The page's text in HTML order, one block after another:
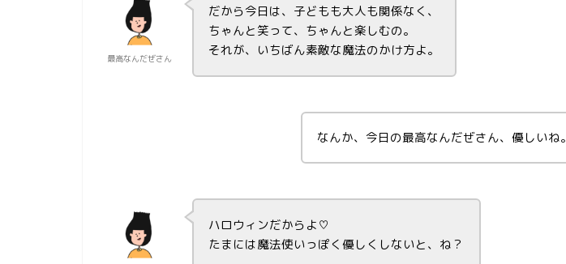
最高なんだぜさん
だから今日は、子どもも大人も関係なく、
ちゃんと笑って、ちゃんと楽しむの。
それが、いちばん素敵な魔法のかけ方よ。
なんか、今日の最高なんだぜさん、優しいね。
ハロウィンだからよ♡
たまには魔法使いっぽく優しくしないと、ね？